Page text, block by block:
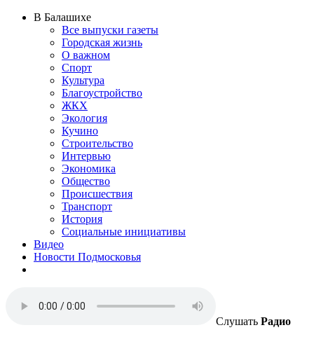
В Балашихе
Все выпуски газеты
Городская жизнь
О важном
Спорт
Культура
Благоустройство
ЖКХ
Экология
Кучино
Строительство
Интервью
Экономика
Общество
Происшествия
Транспорт
История
Социальные инициативы
Видео
Новости Подмосковья
Слушать Радио